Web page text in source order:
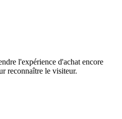
l'expérience d'achat encore
reconnaître le visiteur.